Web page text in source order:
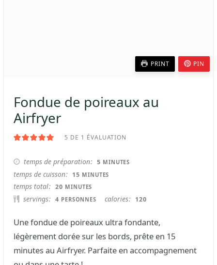
PRINT PIN
Fondue de poireaux au
Airfryer
5 DE 1 ÉVALUATION
temps de préparation 5 MINUTES
MINUTES
temps de cuisson 15 MINUTES
MINUTES
temps total 20 MINUTES
MINUTES
servings 4 PERSONNES calories 120
Une fondue de poireaux ultra fondante,
légèrement dorée sur les bords, prête en 15
minutes au Airfryer. Parfaite en accompagnement